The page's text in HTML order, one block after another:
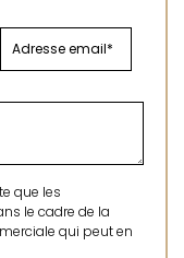
que les
le cadre de la
qui peut en